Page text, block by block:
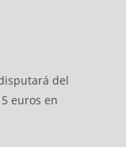
del
euros en